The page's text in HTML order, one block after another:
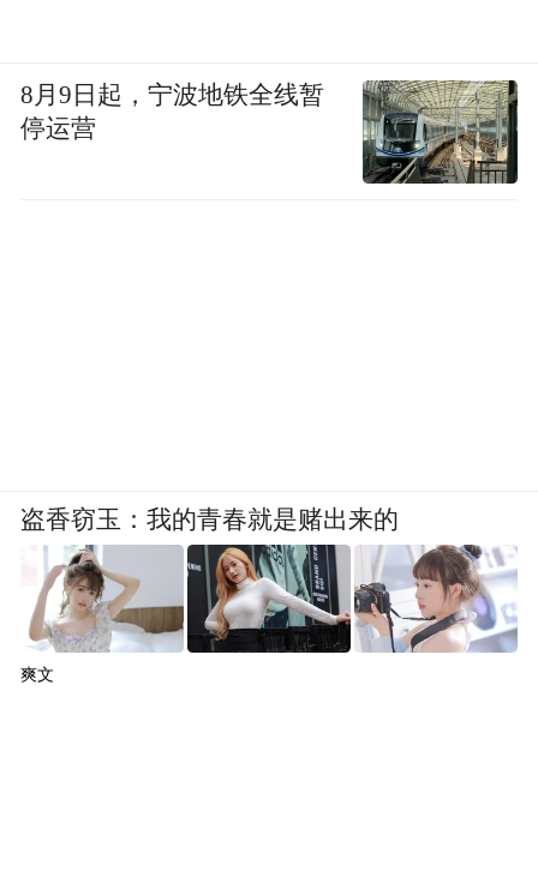
8月9日起，宁波地铁全线暂
停运营
盗香窃玉：我的青春就是赌出来的
爽文